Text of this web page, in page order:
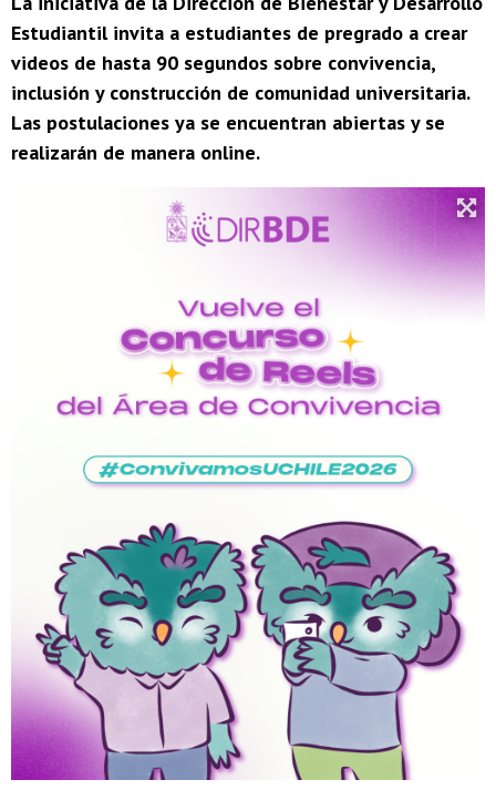
Estudiantil invita a estudiantes de pregrado a crear
videos de hasta 90 segundos sobre convivencia,
inclusión y construcción de comunidad universitaria.
Las postulaciones ya se encuentran abiertas y se
realizarán de manera online.